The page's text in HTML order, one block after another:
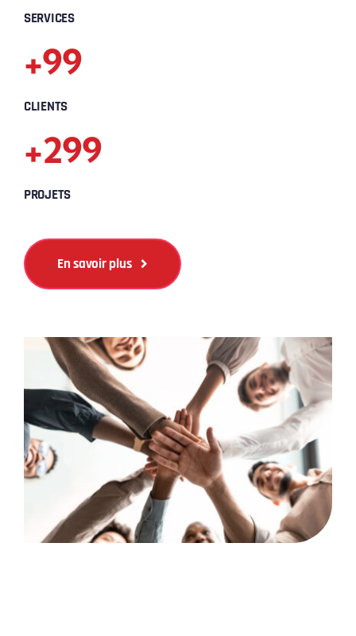
SERVICES
+99
CLIENTS
+299
PROJETS
En savoir plus